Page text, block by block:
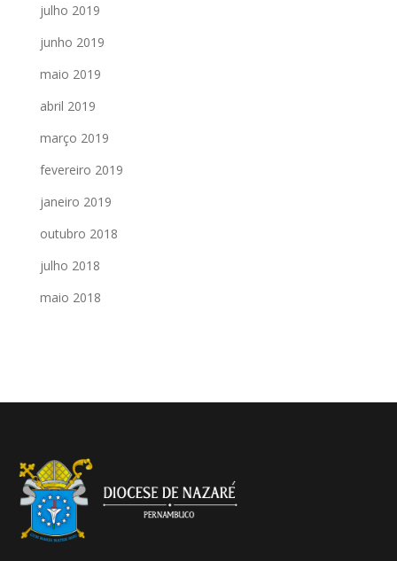
julho 2019
junho 2019
maio 2019
abril 2019
março 2019
fevereiro 2019
janeiro 2019
outubro 2018
julho 2018
maio 2018